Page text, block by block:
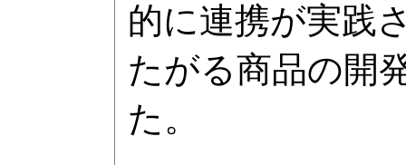
的に連携が実践
たがる商品の開
た。